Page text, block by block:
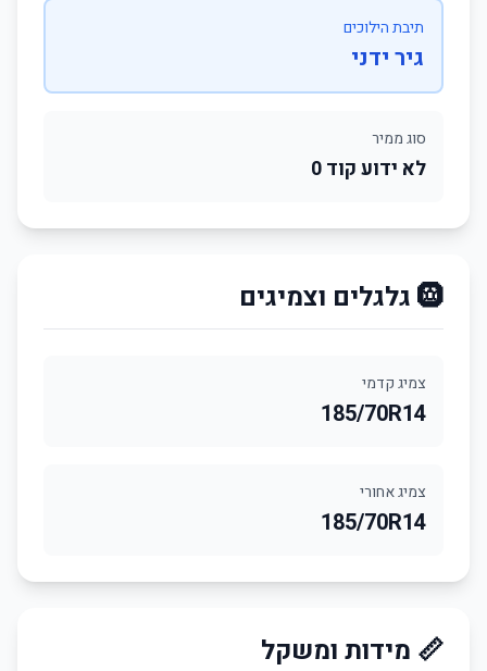
תיבת הילוכים
גיר ידני
סוג ממיר
לא ידוע קוד 0
🛞 גלגלים וצמיגים
צמיג קדמי
185/70R14
צמיג אחורי
185/70R14
📏 מידות ומשקל